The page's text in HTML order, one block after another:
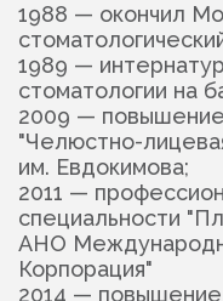
1988 — окончил
1989 —
стоматологии на
2009 — повышение
"Челюстно-
им. Евдокимова;
2011 —
специальности
АНО
Корпорация"
2014 — повышение